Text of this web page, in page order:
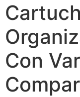
Con